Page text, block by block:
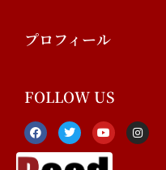
プロフィール
FOLLOW US
F
a
c
e
T
w
i
t
Y
o
u
t
I
n
s